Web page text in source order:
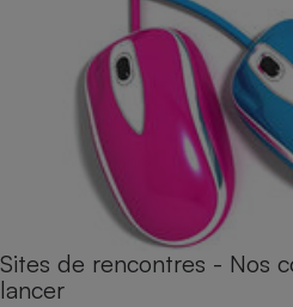
Sites de rencontres - Nos
lancer